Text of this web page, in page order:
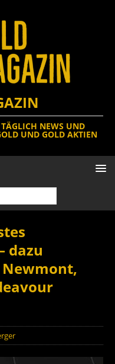
NEWS UND
UND GOLD AKTIEN
dazu